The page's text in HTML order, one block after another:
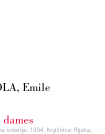
Emile
izdanja: 1994, Knjižnica: Rijeka,